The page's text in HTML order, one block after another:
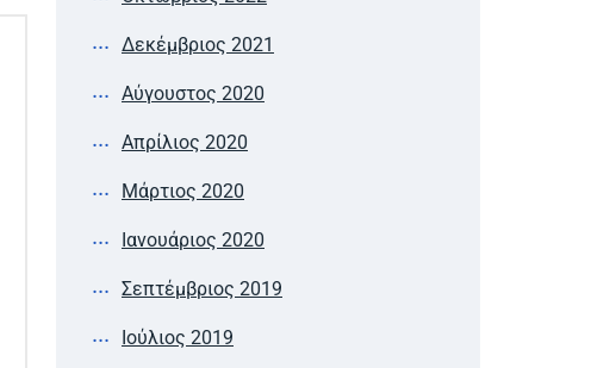
Δεκέμβριος 2021
Αύγουστος 2020
Απρίλιος 2020
Μάρτιος 2020
Ιανουάριος 2020
Σεπτέμβριος 2019
Ιούλιος 2019